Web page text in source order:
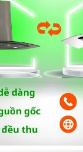
sáng LED có tác
ăn thêm thuận lợi.
pháp hút mùi
đường ống thoát
than hoạt tính sẽ
luôn sạch sẽ. Cách